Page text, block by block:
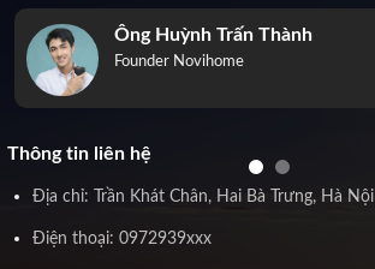
Ông Huỳnh Trấn Thành
Founder Novihome
Thông tin liên hệ
Địa chỉ: Trần Khát Chân, Hai Bà Trưng, Hà Nội
Điện thoại: 0972939xxx